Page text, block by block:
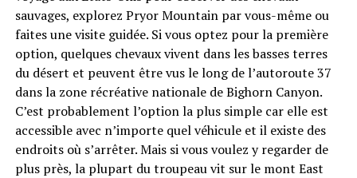
sauvages, explorez Pryor Mountain par vous-même ou
faites une visite guidée. Si vous optez pour la première
option, quelques chevaux vivent dans les basses terres
du désert et peuvent être vus le long de l’autoroute 37
dans la zone récréative nationale de Bighorn Canyon.
C’est probablement l’option la plus simple car elle est
accessible avec n’importe quel véhicule et il existe des
endroits où s’arrêter. Mais si vous voulez y regarder de
plus près, la plupart du troupeau vit sur le mont East